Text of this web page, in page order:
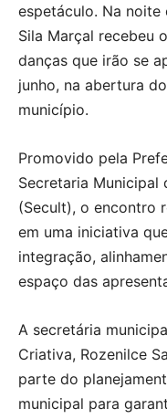
espetáculo. Na
Sila Marçal recebeu
danças que irão se
junho, na abertura
município.
Promovido pela
Secretaria Municipal
(Secult), o encontro
em uma iniciativa
integração,
espaço das
A secretária
Criativa, Rozenilce
parte do
municipal para